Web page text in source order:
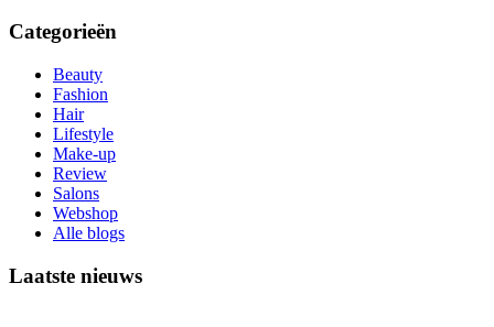
Categorieën
Beauty
Fashion
Hair
Lifestyle
Make-up
Review
Salons
Webshop
Alle blogs
Laatste nieuws